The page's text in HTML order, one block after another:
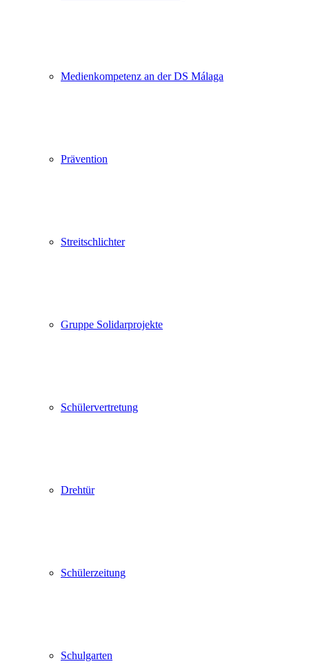
Medienkompetenz an der DS Málaga
Prävention
Streitschlichter
Gruppe Solidarprojekte
Schülervertretung
Drehtür
Schülerzeitung
Schulgarten